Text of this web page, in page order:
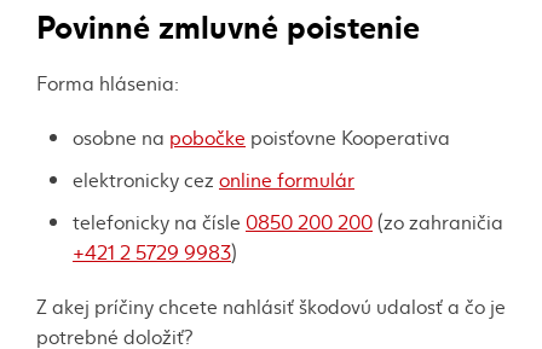
Povinné zmluvné poistenie
Forma hlásenia:
osobne na pobočke poisťovne Kooperativa
elektronicky cez online formulár
telefonicky na čísle 0850 200 200(zo zahraničia
+421 2 5729 9983)
Z akej príčiny chcete nahlásiť škodovú udalosť a čo je
potrebné doložiť?